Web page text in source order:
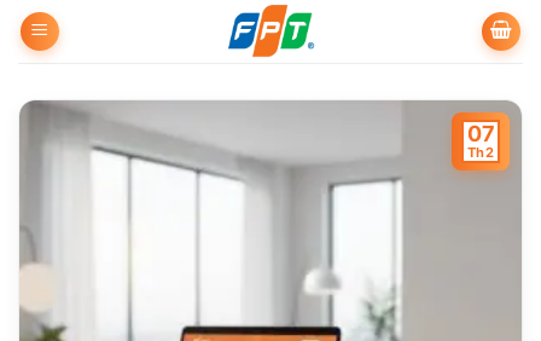
qua
dung
07
Th2